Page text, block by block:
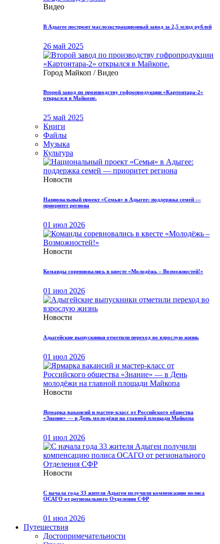
Видео
В Адыгее построят маслоэкстракционный завод за 2,5 млрд рублей
26 май 2025
Город Майкоп / Видео
Второй завод по производству гофропродукции «Картонтара-2»
открылся в Майкопе.
25 май 2025
Книги
Файлы
Музыка
Культура
Новости
Национальный проект «Семья» в Адыгее: поддержка семей —
приоритет региона
01 июл 2026
Новости
Команды соревновались в квесте «Молодёжь – Возможностей!»
01 июл 2026
Новости
Адыгейские выпускники отметили переход во взрослую жизнь
01 июл 2026
Новости
Ярмарка вакансий и мастер-класс от Российского общества
«Знание» — в День молодёжи на главной площади Майкопа
01 июл 2026
Новости
С начала года 33 жителя Адыгеи получили компенсацию полиса
ОСАГО от регионального Отделения СФР
01 июл 2026
Путешествия
Достопримечательности